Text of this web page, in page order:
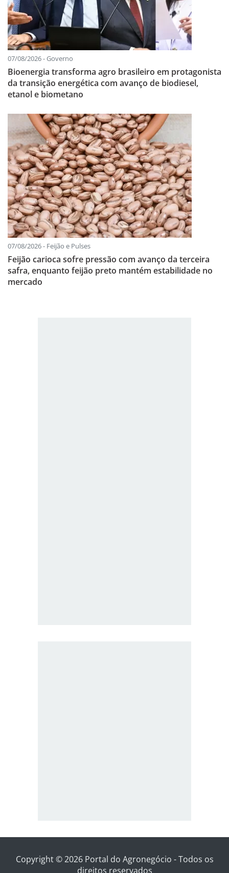
07/08/2026 - Governo
Bioenergia transforma agro brasileiro em protagonista
da transição energética com avanço de biodiesel,
etanol e biometano
07/08/2026 - Feijão e Pulses
Feijão carioca sofre pressão com avanço da terceira
safra, enquanto feijão preto mantém estabilidade no
mercado
Copyright © 2026 Portal do Agronegócio - Todos os
direitos reservados